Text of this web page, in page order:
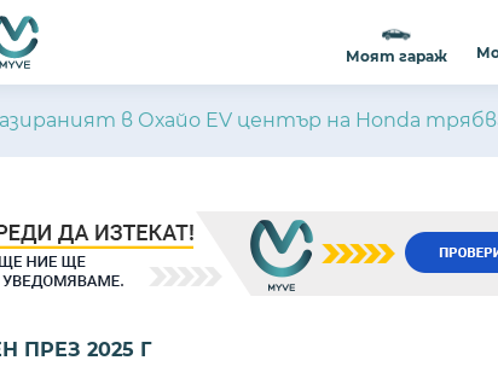
Моят гараж
в Охайо EV център на Honda
ПРЕЗ 2025 Г